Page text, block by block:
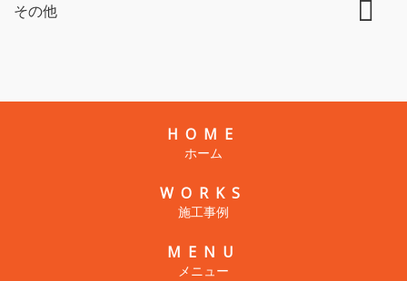
その他
HOME
ホーム
WORKS
施工事例
MENU
メニュー